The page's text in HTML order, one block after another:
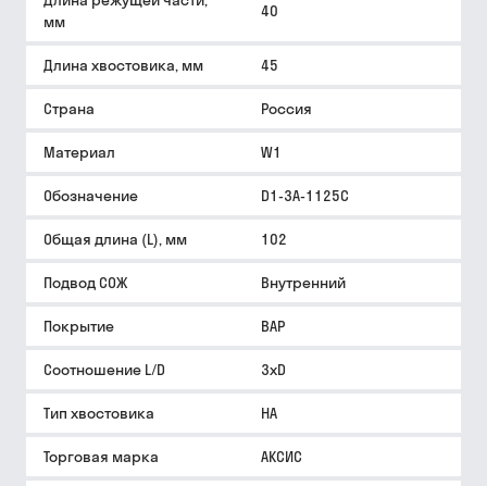
мм
40
Длина хвостовика, мм 45
Страна Россия
Материал W1
Обозначение D1-3A-1125C
Общая длина (L), мм 102
Подвод СОЖ Внутренний
Покрытие BAP
Соотношение L/D 3xD
Тип хвостовика HA
Торговая марка АКСИС